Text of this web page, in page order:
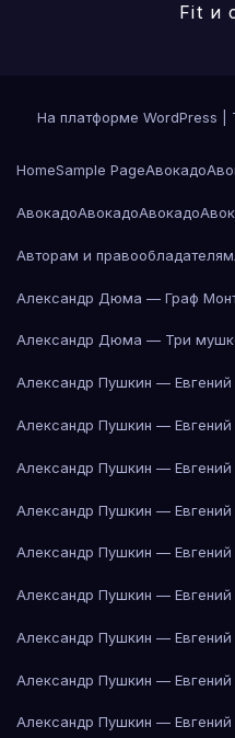
Fit и
На платформе WordPress
HomeSample PageАвокадо
АвокадоАвокадоАвокадо
Авторам и правообладателям
Александр Дюма — Граф
Александр Дюма — Три
Александр Пушкин — Евгений
Александр Пушкин — Евгений
Александр Пушкин — Евгений
Александр Пушкин — Евгений
Александр Пушкин — Евгений
Александр Пушкин — Евгений
Александр Пушкин — Евгений
Александр Пушкин — Евгений
Александр Пушкин — Евгений